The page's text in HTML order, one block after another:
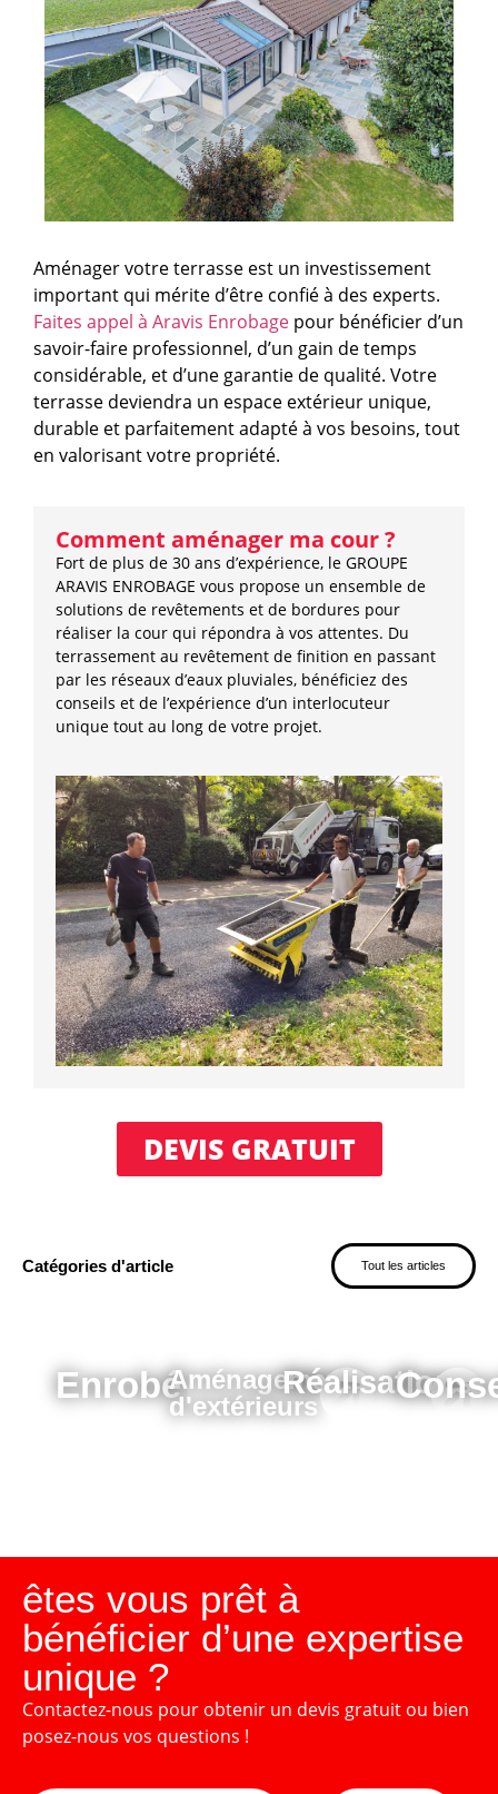
Aménager votre terrasse est un investissement
important qui mérite d’être confié à des experts.
Faites appel à Aravis Enrobage pour bénéficier d’un
savoir-faire professionnel, d’un gain de temps
considérable, et d’une garantie de qualité. Votre
terrasse deviendra un espace extérieur unique,
durable et parfaitement adapté à vos besoins, tout
en valorisant votre propriété.
Comment aménager ma cour ?
Fort de plus de 30 ans d’expérience, le GROUPE
ARAVIS ENROBAGE vous propose un ensemble de
solutions de revêtements et de bordures pour
réaliser la cour qui répondra à vos attentes. Du
terrassement au revêtement de finition en passant
par les réseaux d’eaux pluviales, bénéficiez des
conseils et de l’expérience d’un interlocuteur
unique tout au long de votre projet.
DEVIS GRATUIT
Catégories d'article Tout les articles
EnrobéAménagements
d'extérieurs
Réalisations
êtes vous prêt à
bénéficier d’une expertise
unique ?
Contactez-nous pour obtenir un devis gratuit ou bien
posez-nous vos questions !